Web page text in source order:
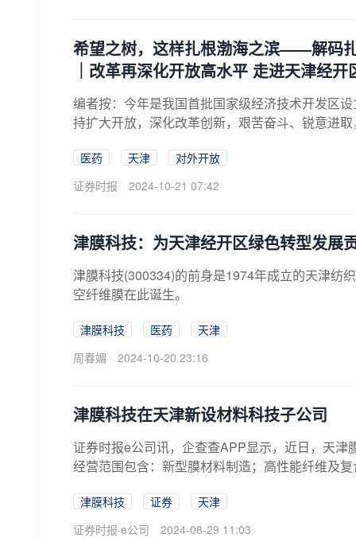
希望之树，这样扎根渤海之滨——解码
｜改革再深化开放高水平 走进天津经开
编者按：今年是我国首批国家级经济技术开发区
持扩大开放，深化改革创新，艰苦奋斗、锐意进
医药 天津
对外开放
证券时报
2024-10-21 07:42
津膜科技：为天津经开区绿色转型发展
津膜科技(300334)的前身是1974年成立的天津纺
空纤维膜在此诞生。
津膜科技 医药
天津
周春媚
2024-10-20 23:16
津膜科技在天津新设材料科技子公司
证券时报e公司讯，企查查APP显示，近日，天
经营范围包含：新型膜材料制造；高性能纤维及
津膜科技 证券
天津
证券时报·e公司
2024-08-29 11:03